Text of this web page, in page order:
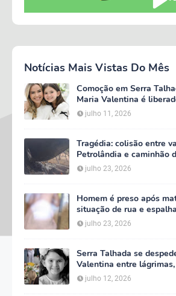
Notícias Mais Vistas Do Mês
Comoção em Serra
Maria Valentina é
começa às 5h deste
julho 11, 2026
Tragédia: colisão entre
Petrolândia e caminhão
em Floresta
julho 23, 2026
Homem é preso após
situação de rua e
corpo em Serra Talhada
julho 23, 2026
Serra Talhada se
Valentina entre
multidão que caminhou
julho 12, 2026